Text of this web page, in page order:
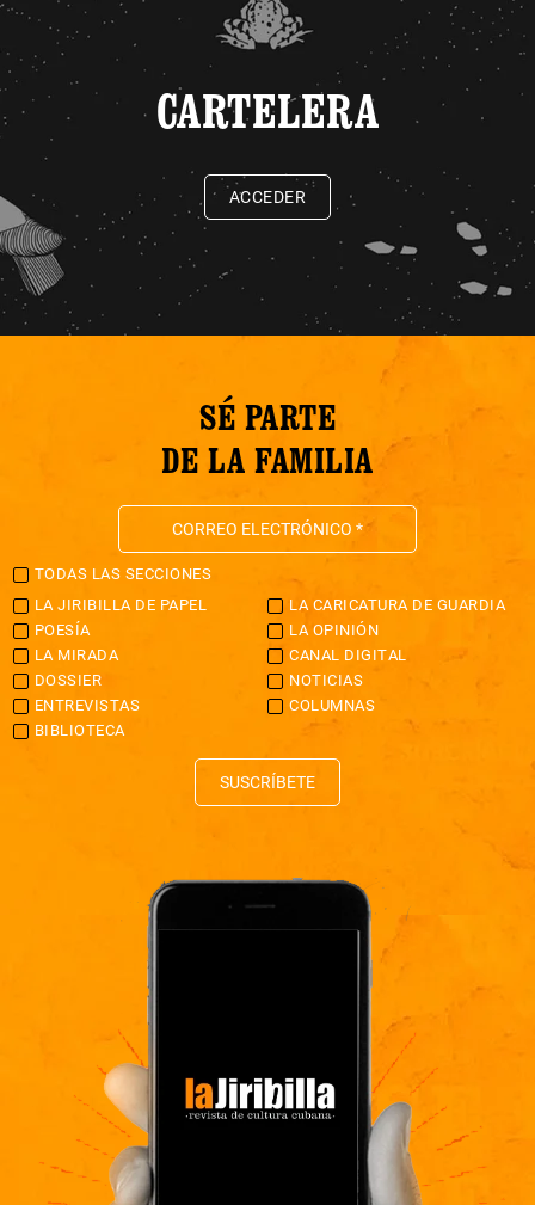
CARTELERA
ACCEDER
SÉ PARTE
DE LA FAMILIA
TODAS LAS SECCIONES
LA JIRIBILLA DE PAPEL
LA CARICATURA DE GUARDIA
POESÍA
LA OPINIÓN
LA MIRADA
CANAL DIGITAL
DOSSIER
NOTICIAS
ENTREVISTAS
COLUMNAS
BIBLIOTECA
SUSCRÍBETE